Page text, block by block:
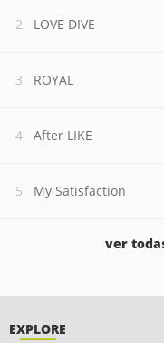
LOVE DIVE
ROYAL
After LIKE
My Satisfaction
ver
EXPLORE